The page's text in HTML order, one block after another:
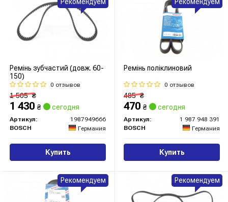
Ремінь зубчастий (довж. 60-
150)
0 отзывов
1 505₴
1 430 ₴ сегодня
Артикул:
1987949666
BOSCH
Германия
Купить
Ремінь поліклиновий
0 отзывов
485₴
470 ₴ сегодня
Артикул:
1 987 948 391
BOSCH
Германия
Купить
Рекомендуем Рекомендуем